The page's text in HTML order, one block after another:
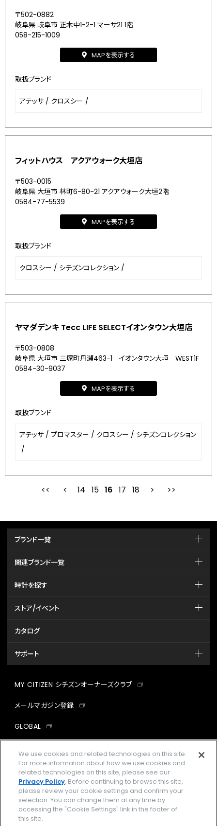
〒502-0882
岐阜県 岐阜市 正木中1-2-1 マーサ21 1階
058-215-1009
MAPを表示する
取扱ブランド
アテッサ / クロスシー /
フィットハウス アクアウォーク大垣店
〒503-0015
岐阜県 大垣市 林町6-80-21 アクアウォーク大垣2階
0584-77-5539
MAPを表示する
取扱ブランド
クロスシー / シチズンコレクション /
ヤマダデンキ Tecc LIFE SELECTイオンタウン大垣店
〒503-0808
岐阜県 大垣市 三塚町丹瀬463-1 イオンタウン大垣 WEST1F
0584-30-9037
MAPを表示する
取扱ブランド
アテッサ / プロマスター / クロスシー / シチズンコレクション
/
最初 前
14 15 16 17 18
ブランド一覧
関連ブランド一覧
時計を探す
ストア/イベント
カタログ
サポート
MY CITIZEN シチズンオーナーズクラブ
メールマガジン登録
GLOBAL
facebookinstagramtwitter
企業情報 ご利用規約
プライバシーポリシー Cookies Settings
We use cookies and related technologies on this site.
For more information about how we use cookies and
related technologies on this site, please see our
Privacy Policy. Before continuing to browse this site,
please review your cookie settings and confirm your
selection. You can change them at any time by
accessing the "Cookie Settings" link in the footer of
this site.